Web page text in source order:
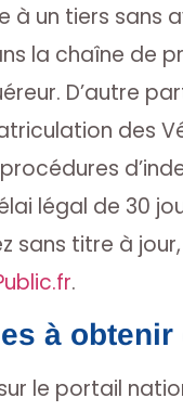
à un tiers
la chaîne de
D’autre
des
légal de 30
sans titre à
.
à
le portail